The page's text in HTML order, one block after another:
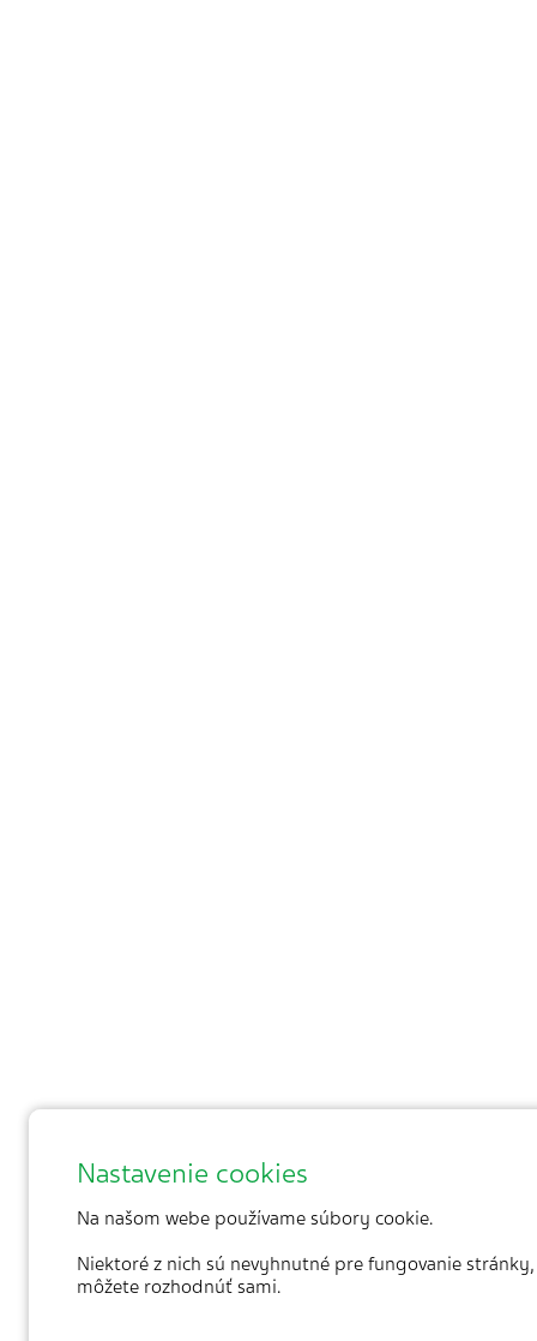
Nastavenie cookies
Na našom webe používame súbory cookie.
Niektoré z nich sú nevyhnutné pre fungovanie
môžete rozhodnúť sami.